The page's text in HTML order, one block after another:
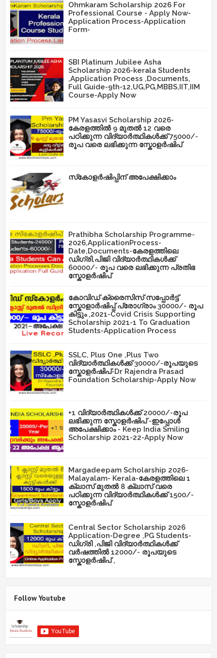
Ohmkaram Scholarship 2026 For
Professional Course - Apply Now-
Application Process-Application
Form-
SBI Platinum Jubilee Asha
Scholarship 2026-kerala Students
,Application Process ,Documents,
Full Guide-9th-12,UG,PG,MBBS,IIT,IIM
Course-Apply Now
PM Yasasvi Scholarship 2026-
കേരളത്തിൽ 9 മുതൽ 12 വരെ
പഠിക്കുന്ന വിദ്യാർത്ഥികൾക്ക് 75000/-
രൂപ വരെ ലഭിക്കുന്ന സ്കോളർഷിപ്
സ്‌കോളർഷിപ്പിന് അപേക്ഷിക്കാം
Prathibha Scholarship Programme-
2026,ApplicationProcess-
Date,Documents-കേരളത്തിലെ
ഡിഗ്രി,പിജി വിദ്യാർത്ഥികൾക്ക്
60000/- രൂപ വരെ ലഭിക്കുന്ന പ്രതിഭ
സ്കോളർഷിപ്
കോവിഡ് ക്രൈസിസ് സപ്പോർട്ട്
സ്കോളാർഷിപ്പ് പ്രോഗ്രാം 30000/- രൂപ
കിട്ടും ,2021-Covid Crisis Supporting
Scholarship 2021-1 To Graduation
Students-Application Process
SSLC, Plus One ,Plus Two
വിദ്യാർത്ഥികൾക്ക് 30000/-രൂപയുടെ
സ്കോളർഷിപ്-Dr Rajendra Prasad
Foundation Scholarship-Apply Now
+1 വിദ്യാർത്ഥികൾക്ക് 20000/-രൂപ
ലഭിക്കുന്ന സ്കോളർഷിപ് -ഇപ്പോൾ
അപേക്ഷിക്കാം - Keep India Smiling
Scholarship 2021-22-Apply Now
Margadeepam Scholarship 2026-
Malayalam- Kerala-കേരളത്തിലെ 1
ക്ലാസ് മുതൽ 8 ക്ലാസ് വരെ
പഠിക്കുന്ന വിദ്യാർത്ഥികൾക്ക് 1500/-
സ്കോളർഷിപ്
Central Sector Scholarship 2026
Application-Degree ,PG Students-
ഡിഗ്രി ,പിജി വിദ്യാർത്ഥികൾക്ക്
വർഷത്തിൽ 12000/- രൂപയുടെ
സ്കോളർഷിപ് ,
Follow Youtube